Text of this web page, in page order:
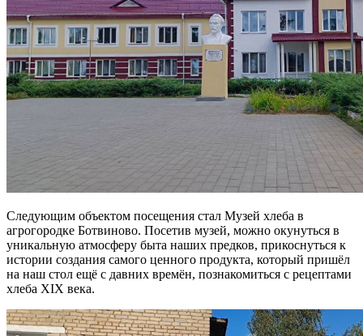
Следующим объектом посещения стал Музей хлеба в
агрогородке Ботвиново. Посетив музей, можно окунуться в
уникальную атмосферу быта наших предков, прикоснуться к
истории создания самого ценного продукта, который пришёл
на наш стол ещё с давних времён, познакомиться с рецептами
хлеба XIX века.